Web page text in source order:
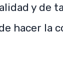
y de
hacer la